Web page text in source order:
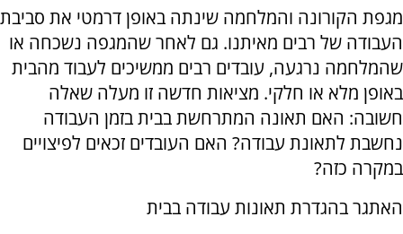
מגפת הקורונה והמלחמה שינתה באופן דרמטי את סביבת
העבודה של רבים מאיתנו. גם לאחר שהמגפה נשכחה או
שהמלחמה נרגעה, עובדים רבים ממשיכים לעבוד מהבית
באופן מלא או חלקי. מציאות חדשה זו מעלה שאלה
חשובה: האם תאונה המתרחשת בבית בזמן העבודה
נחשבת לתאונת עבודה? האם העובדים זכאים לפיצויים
במקרה כזה?
האתגר בהגדרת תאונות עבודה בבית